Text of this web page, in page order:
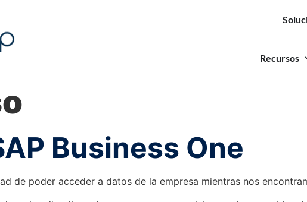
Recursos
Business One
de poder acceder a datos de la empresa mientras nos